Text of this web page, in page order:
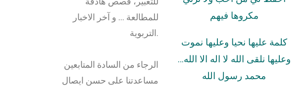
للمطالعة … و آخر الاخبار
التربوية.
الرجاء من السادة المتابعين
مساعدتنا على حسن ايصال
مكروها فيهم
كلمة عليها نحيا وعليها نموت
وعليها نلقى الله لا اله الا الله…
محمد رسول الله